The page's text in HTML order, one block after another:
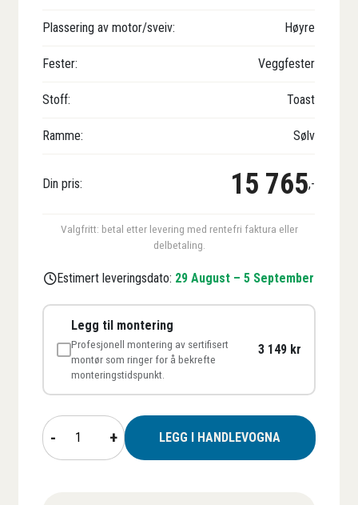
Plassering av motor/sveiv: Høyre
Fester: Veggfester
Stoff: Toast
Ramme: Sølv
Din pris: 15 765,-
Valgfritt: betal etter levering med rentefri faktura eller
delbetaling.
Estimert leveringsdato: 29 August – 5 September
Legg til montering
Profesjonell montering av sertifisert
montør som ringer for å bekrefte
monteringstidspunkt.
3 149 kr
Terrassemarkise
BILLY
antall
- + LEGG I HANDLEVOGNA